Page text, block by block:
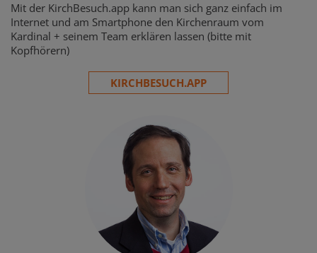
Mit der KirchBesuch.app kann man sich ganz einfach im
Internet und am Smartphone den Kirchenraum vom
Kardinal + seinem Team erklären lassen (bitte mit
Kopfhörern)
KIRCHBESUCH.APP